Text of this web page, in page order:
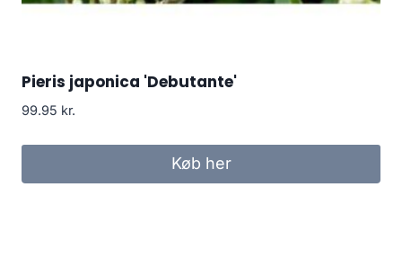
Pieris japonica 'Debutante'
99.95 kr.
Køb her